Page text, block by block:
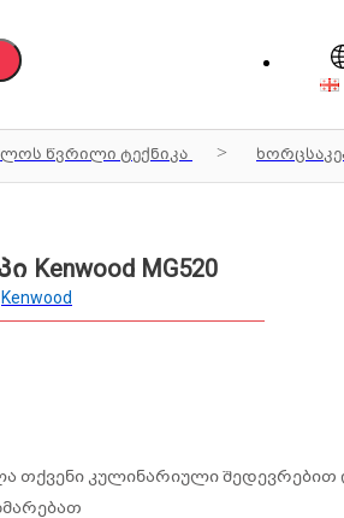
წვრილი ტექნიკა
Kenwood MG520
Kenwood
თქვენი კულინარიული შედევრებით